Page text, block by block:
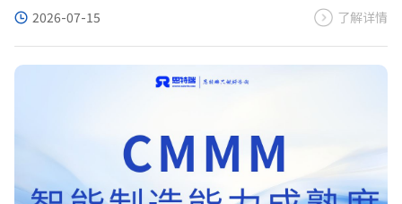
咨询顾问团队累计服务超过1000家各行业企业，CMMI认证一次性
通过率超过96%，远超行业60%-80%的平均水平，全程闭环辅
2026-07-15 了解详情